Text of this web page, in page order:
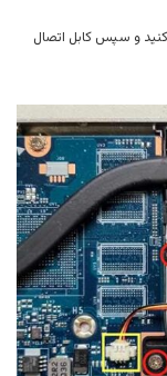
کنید و سپس کابل اتصال